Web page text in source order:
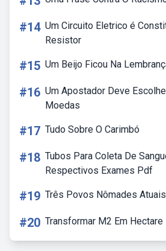
#14 Um Circuito Eletrico é
Resistor
#15 Um Beijo Ficou Na
#16 Um Apostador Deve
Moedas
#17 Tudo Sobre O Carimbó
#18 Tubos Para Coleta De
Respectivos Exames Pdf
#19 Três Povos Nômades Atuais
#20 Transformar M2 Em Hectare